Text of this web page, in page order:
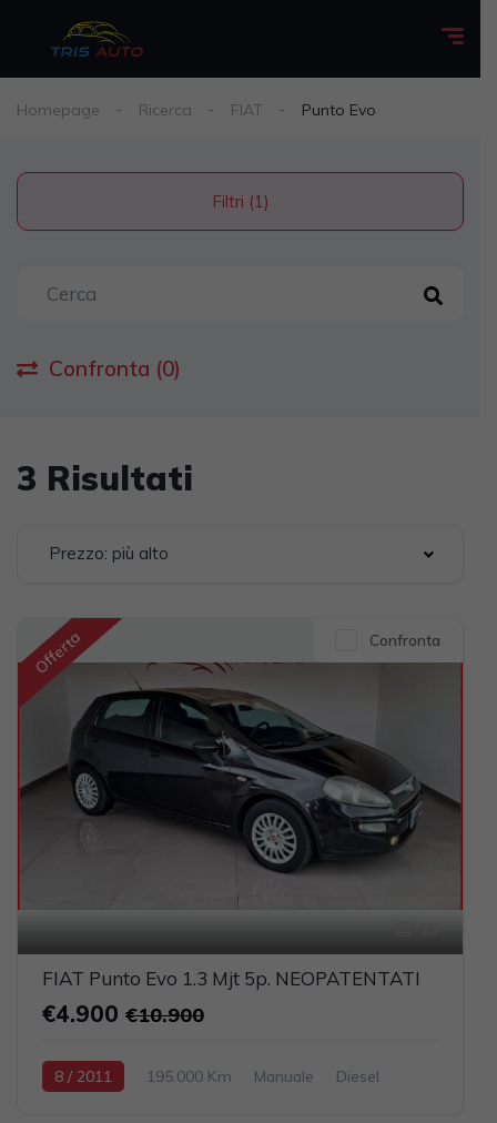
Homepage Ricerca FIAT Punto Evo
Filtri (1)
Confronta (0)
3 Risultati
Prezzo: più alto
Offerta Confronta
FIAT Punto Evo 1.3 Mjt 5p. NEOPATENTATI
€4.900 €10.900
8 / 2011 195.000 Km Manuale
Diesel